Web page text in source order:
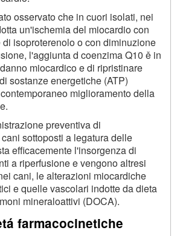
osservato che in cuori isolati, nei
un'ischemia del miocardio con
isoproterenolo o con diminuzione
l'aggiunta d coenzima Q10 ě in
miocardico e di ripristinare
sostanze energetiche (ATP)
miglioramento della
preventiva di
sottoposti a legatura delle
efficacemente l'insorgenza di
a riperfusione e vengono altresi
cani, le alterazioni miocardiche
e quelle vascolari indotte da dieta
mineraloattivi (DOCA).
farmacocinetiche